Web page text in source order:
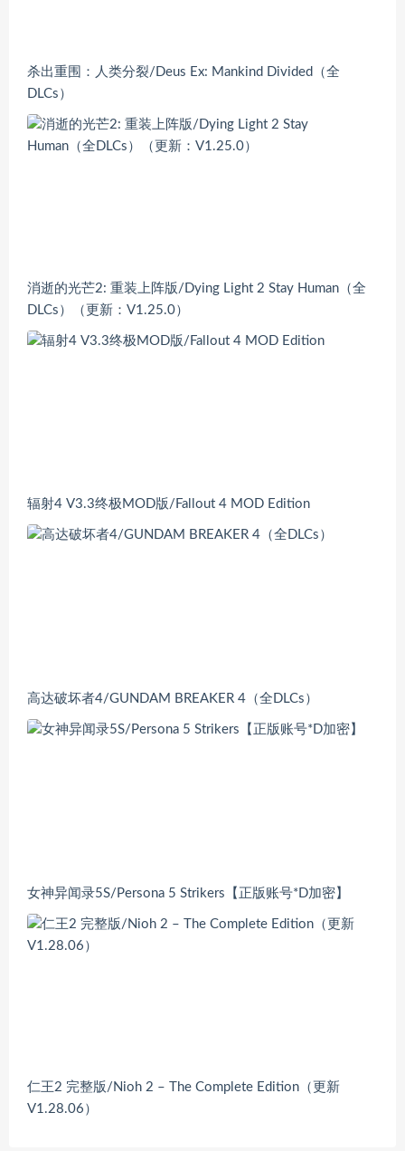
杀出重围：人类分裂/Deus Ex: Mankind Divided（全
DLCs）
消逝的光芒2: 重装上阵版/Dying Light 2 Stay Human（全
DLCs）（更新：V1.25.0）
辐射4 V3.3终极MOD版/Fallout 4 MOD Edition
高达破坏者4/GUNDAM BREAKER 4（全DLCs）
女神异闻录5S/Persona 5 Strikers【正版账号*D加密】
仁王2 完整版/Nioh 2 – The Complete Edition（更新
V1.28.06）